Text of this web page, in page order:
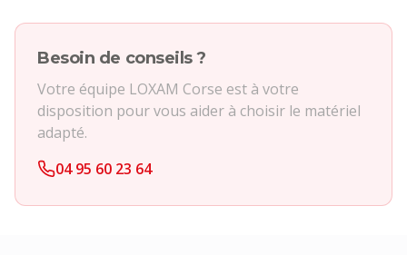
Besoin de conseils ?
Votre équipe LOXAM Corse est à votre
disposition pour vous aider à choisir le matériel
adapté.
04 95 60 23 64